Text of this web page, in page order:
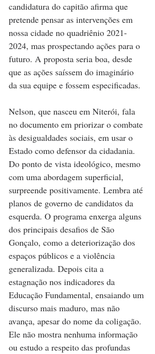
candidatura do capitão afirma que
pretende pensar as intervenções em
nossa cidade no quadriênio 2021-
2024, mas prospectando ações para o
futuro. A proposta seria boa, desde
que as ações saíssem do imaginário
da sua equipe e fossem especificadas.
Nelson, que nasceu em Niterói, fala
no documento em priorizar o combate
às desigualdades sociais, em usar o
Estado como defensor da cidadania.
Do ponto de vista ideológico, mesmo
com uma abordagem superficial,
surpreende positivamente. Lembra até
planos de governo de candidatos da
esquerda. O programa enxerga alguns
dos principais desafios de São
Gonçalo, como a deteriorização dos
espaços públicos e a violência
generalizada. Depois cita a
estagnação nos indicadores da
Educação Fundamental, ensaiando um
discurso mais maduro, mas não
avança, apesar do nome da coligação.
Ele não mostra nenhuma informação
ou estudo a respeito das profundas